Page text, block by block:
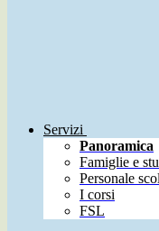
Servizi
Panoramica
Famiglie e
Personale
I corsi
FSL